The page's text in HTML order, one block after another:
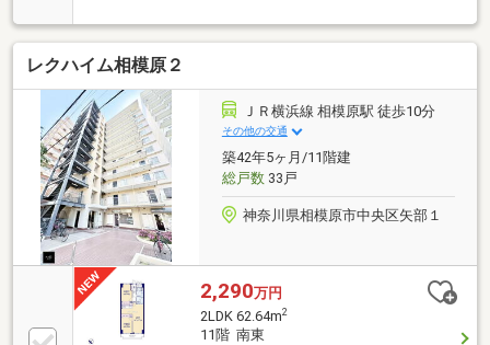
おすすめです。こちらは南向きの物件です。バルコニ
ーの広さが3.06平米の物件です。徒歩1分の場所に駅の
ある物件です。清潔感を求める方に一押ししたい全居
室フローリングです。
レクハイム相模原２
ＪＲ横浜線 相模原駅 徒歩10分
その他の交通
築42年5ヶ月/11階建
総戸数33戸
神奈川県相模原市中央区矢部１
2,290万円
2LDK 62.64m2
11階 南東